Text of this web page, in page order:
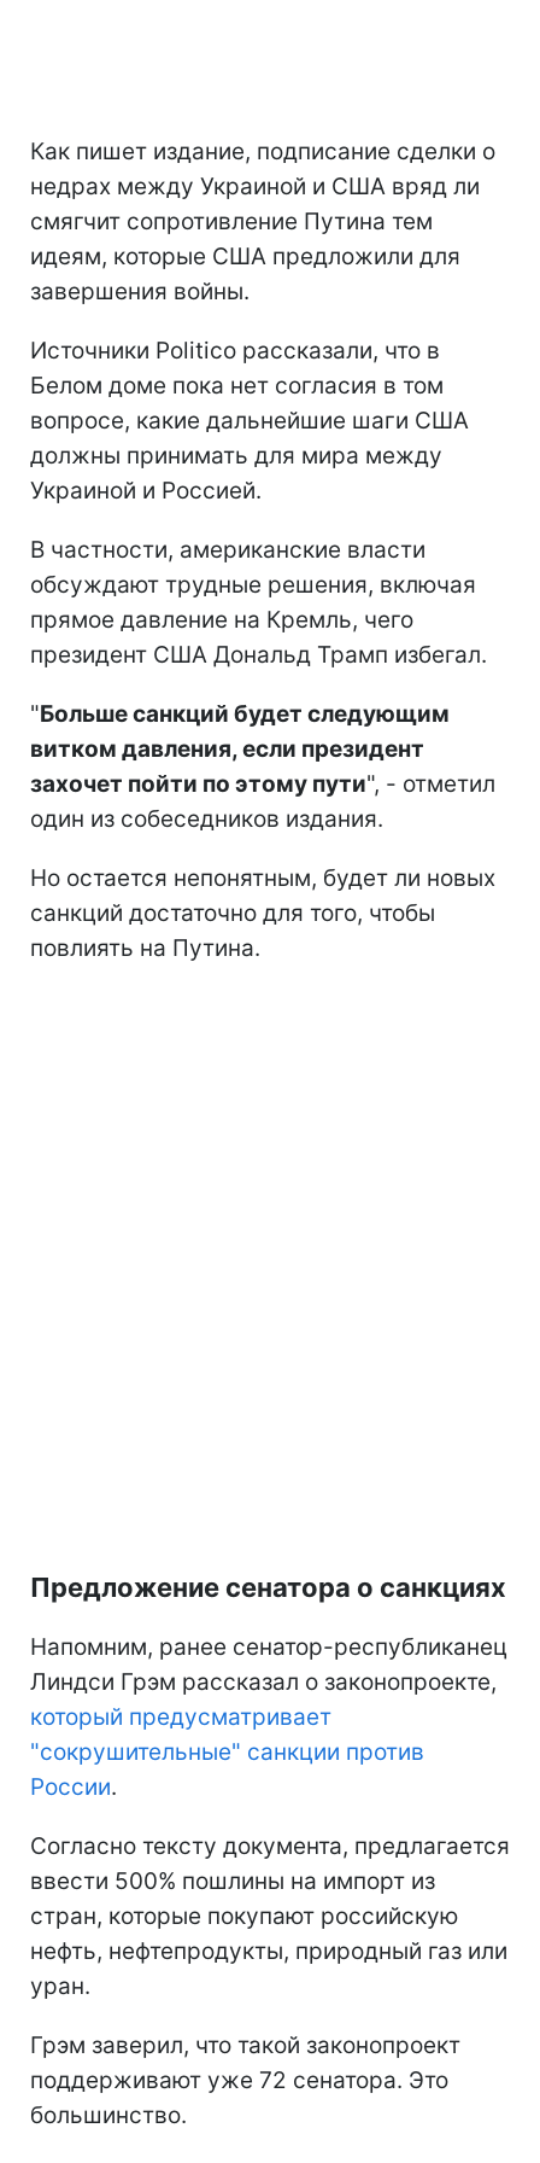
Как пишет издание, подписание сделки о
недрах между Украиной и США вряд ли
смягчит сопротивление Путина тем
идеям, которые США предложили для
завершения войны.
Источники Politico рассказали, что в
Белом доме пока нет согласия в том
вопросе, какие дальнейшие шаги США
должны принимать для мира между
Украиной и Россией.
В частности, американские власти
обсуждают трудные решения, включая
прямое давление на Кремль, чего
президент США Дональд Трамп избегал.
"Больше санкций будет следующим
витком давления, если президент
захочет пойти по этому пути", - отметил
один из собеседников издания.
Но остается непонятным, будет ли новых
санкций достаточно для того, чтобы
повлиять на Путина.
Предложение сенатора о санкциях
Напомним, ранее сенатор-республиканец
Линдси Грэм рассказал о законопроекте,
который предусматривает
"сокрушительные" санкции против
России.
Согласно тексту документа, предлагается
ввести 500% пошлины на импорт из
стран, которые покупают российскую
нефть, нефтепродукты, природный газ или
уран.
Грэм заверил, что такой законопроект
поддерживают уже 72 сенатора. Это
большинство.